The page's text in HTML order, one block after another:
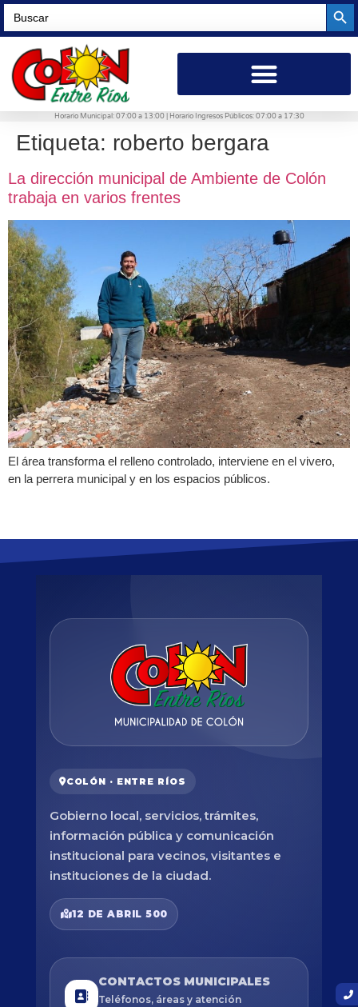
Search
for:
Horario Municipal: 07:00 a 13:00 | Horario Ingresos Públicos: 07:00 a 17:30
Etiqueta: roberto bergara
La dirección municipal de Ambiente de Colón
trabaja en varios frentes
El área transforma el relleno controlado, interviene en el vivero,
en la perrera municipal y en los espacios públicos.
COLÓN · ENTRE RÍOS
Gobierno local, servicios, trámites,
información pública y comunicación
institucional para vecinos, visitantes e
instituciones de la ciudad.
12 DE ABRIL 500
CONTACTOS MUNICIPALES
Teléfonos, áreas y atención